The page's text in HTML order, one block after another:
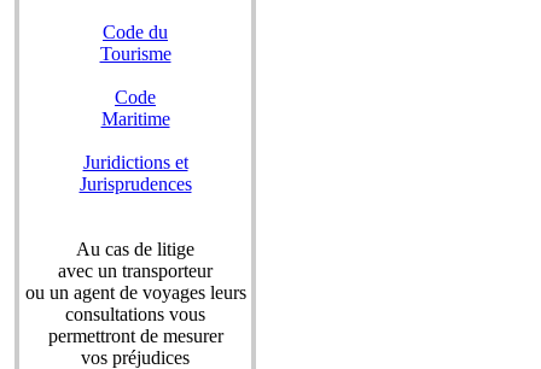
Code du
Tourisme
Code
Maritime
Juridictions et
Jurisprudences
Au cas de litige
avec un transporteur
ou un agent de voyages leurs
consultations vous
permettront de mesurer
vos préjudices